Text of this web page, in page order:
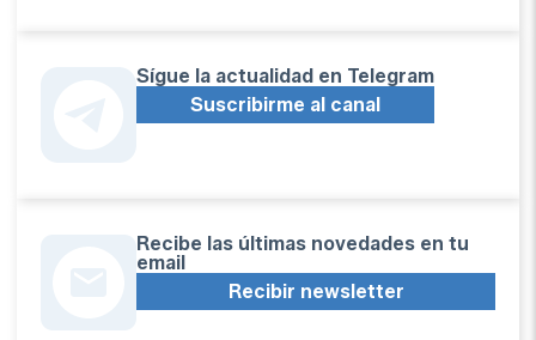
Sígue la actualidad en Telegram
Suscribirme al canal
Recibe las últimas novedades en tu
email
Recibir newsletter